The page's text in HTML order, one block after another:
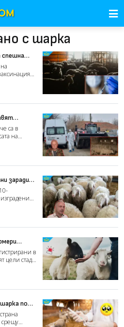
с шарка
са в
на
заради
в
цели стада.
по
срещу